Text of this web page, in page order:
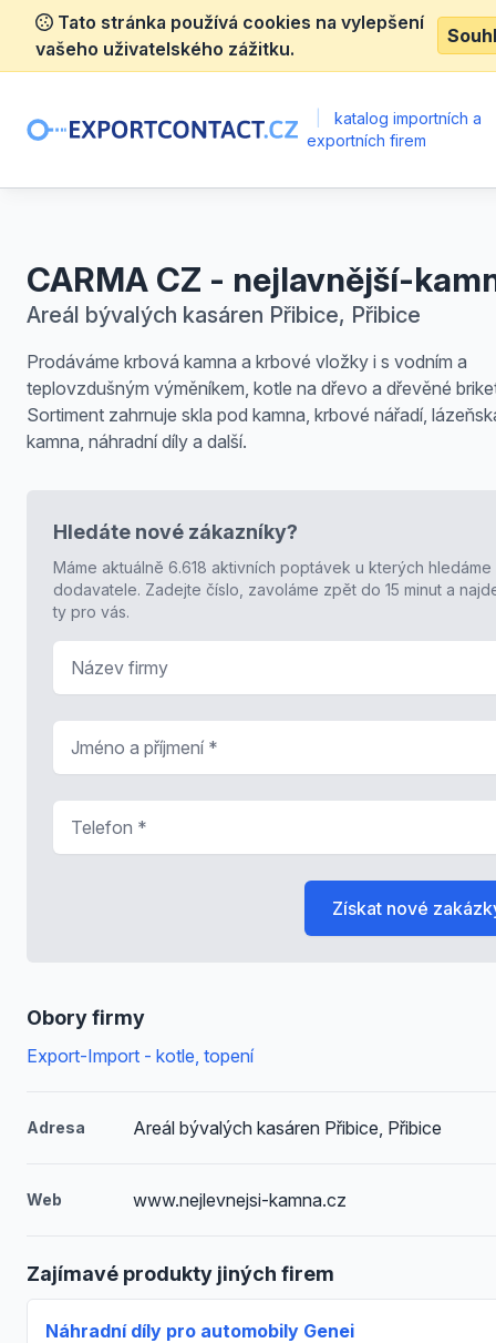
Tato stránka používá cookies na vylepšení
vašeho uživatelského zážitku.
katalog importních a
exportních firem
CARMA CZ - nejlavnější-
Areál bývalých kasáren Přibice, Přibice
Prodáváme krbová kamna a krbové vložky i s vodním a
teplovzdušným výměníkem, kotle na dřevo a dřevěné
Sortiment zahrnuje skla pod kamna, krbové nářadí,
kamna, náhradní díly a další.
Obory firmy
Export-Import - kotle, topení
Adresa Areál bývalých kasáren Přibice, Přibice
Web www.nejlevnejsi-kamna.cz
Zajímavé produkty jiných firem
Náhradní díly pro automobily Genei
Hledáte nové zákazníky?
Máme aktuálně 6.618 aktivních poptávek u kterých hledáme
dodavatele. Zadejte číslo, zavoláme zpět do 15 minut a
ty pro vás.
Získat nové